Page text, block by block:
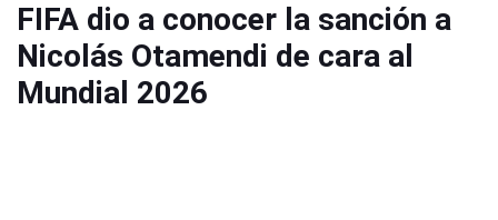
FIFA dio a conocer la sanción a
Nicolás Otamendi de cara al
Mundial 2026